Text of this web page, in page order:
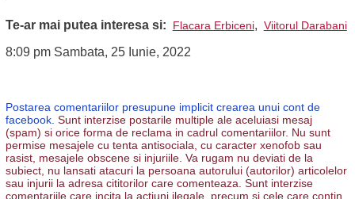
Te-ar mai putea interesa si: Flacara Erbiceni, Viitorul Darabani
8:09 pm Sambata, 25 Iunie, 2022
Postarea comentariilor presupune implicit crearea unui cont de
facebook. Sunt interzise postarile multiple ale aceluiasi mesaj
(spam) si orice forma de reclama in cadrul comentariilor. Nu sunt
permise mesajele cu tenta antisociala, cu caracter xenofob sau
rasist, mesajele obscene si injuriile. Va rugam nu deviati de la
subiect, nu lansati atacuri la persoana autorului (autorilor) articolelor
sau injurii la adresa cititorilor care comenteaza. Sunt interzise
comentariile care incita la actiuni ilegale, precum si cele care contin